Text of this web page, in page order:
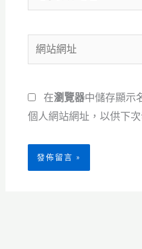
子
件
地
*
網
站
址
在瀏覽器中儲存顯示
個人網站網址，以供下